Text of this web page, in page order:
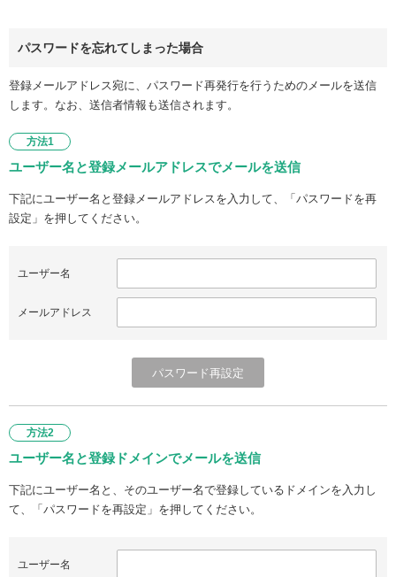
パスワードを忘れてしまった場合
登録メールアドレス宛に、パスワード再発行を行うためのメールを送信
します。なお、送信者情報も送信されます。
方法1
ユーザー名と登録メールアドレスでメールを送信
下記にユーザー名と登録メールアドレスを入力して、「パスワードを再
設定」を押してください。
ユーザー名
メールアドレス
方法2
ユーザー名と登録ドメインでメールを送信
下記にユーザー名と、そのユーザー名で登録しているドメインを入力し
て、「パスワードを再設定」を押してください。
ユーザー名